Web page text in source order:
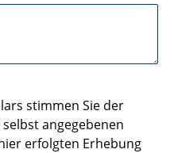
stimmen Sie der
angegebenen
erfolgten Erhebung